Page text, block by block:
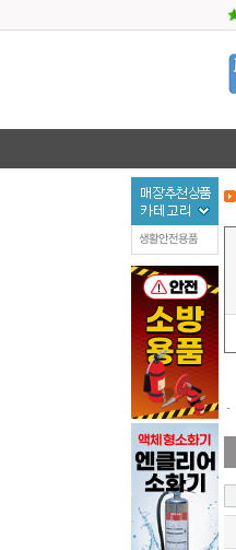
생활안전용품